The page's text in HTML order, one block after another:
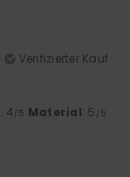
Verifizierter Kauf
: 4/5 Material: 5 /5